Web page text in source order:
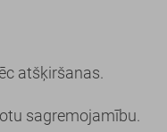
atšķiršanas.
sagremojamību.